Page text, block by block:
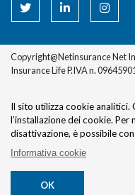
Copyright@Netinsurance Net
Insurance Life P.IVA n.
Il sito utilizza cookie analitici.
l’installazione dei cookie. Per
disattivazione, è possibile
Informativa cookie
OK